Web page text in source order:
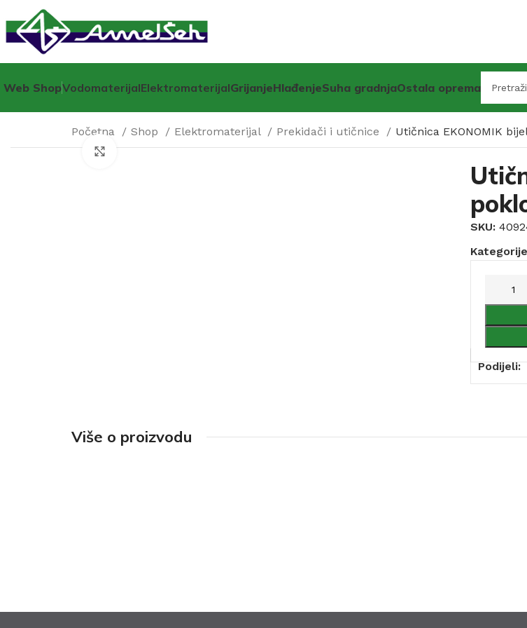
Web ShopVodomaterijalElektromaterijalGrijanjeHlađenjeSuha gradnjaOstala oprema
Početna Shop Elektromaterijal Prekidači i utičnice Utičnica EKONOMIK
Click to enlarge
SKU:
Podijeli:
Više o proizvodu